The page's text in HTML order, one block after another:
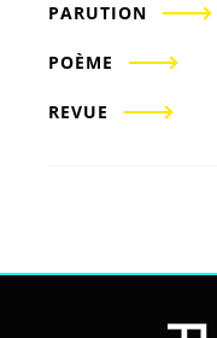
PARUTION
POÈME
REVUE